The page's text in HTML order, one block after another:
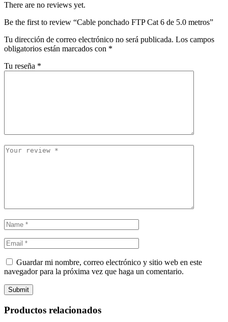
There are no reviews yet.
Be the first to review “Cable ponchado FTP Cat 6 de 5.0 metros”
Tu dirección de correo electrónico no será publicada. Los campos
obligatorios están marcados con *
Tu reseña *
Guardar mi nombre, correo electrónico y sitio web en este
navegador para la próxima vez que haga un comentario.
Submit
Productos relacionados